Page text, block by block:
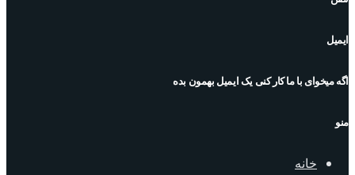
ایمیل
اگه میخوای با ما کار کنی یک ایمیل بهمون بده
منو
خانه